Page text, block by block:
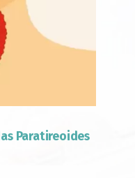
Paratireoides